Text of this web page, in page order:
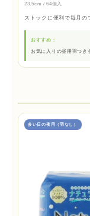
23.5cm / 64個入
ストックに便利で毎月の
おすすめ：
お気に入りの昼用羽つき
多い日の夜用（羽なし）